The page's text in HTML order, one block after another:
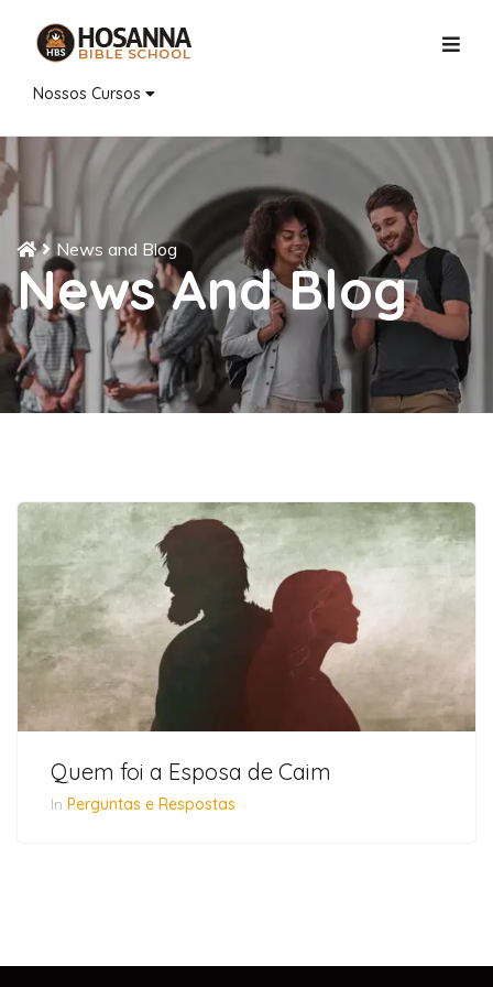
Nossos Cursos
News and Blog
News And Blog
Quem foi a Esposa de Caim
In Perguntas e Respostas